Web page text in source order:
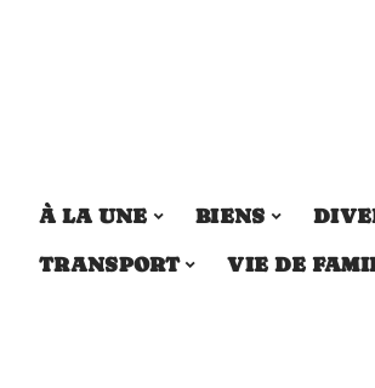
À LA UNE BIENS
TRANSPORT
VIE DE